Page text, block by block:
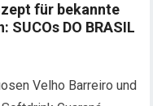
für bekannte
SUCOs DO BRASIL
Velho Barreiro und